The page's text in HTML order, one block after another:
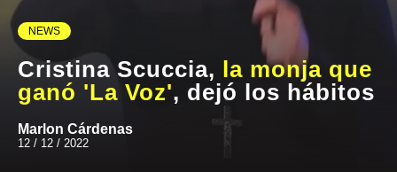
NEWS
Cristina Scuccia, la monja que
ganó 'La Voz', dejó los hábitos
Marlon Cárdenas
12 / 12 / 2022